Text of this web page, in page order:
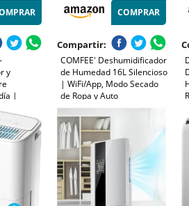
y
|
de ropa |
|
|
| Ruedas
COMPRAR
Compartir:
COMFEE' Deshumidificador
de Humedad 16L Silencioso
| WiFi/App, Modo Secado
de Ropa y Auto
Antihumedad, Purificador
Eléctrico Antibacterias,
moho y Condensación |
Ideal en habitaciones hasta
45m2/120m3